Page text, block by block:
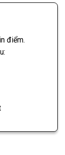
điểm.